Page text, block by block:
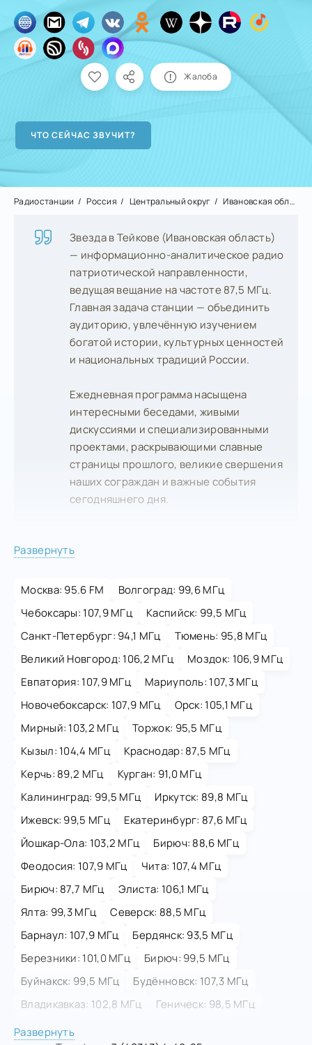
Жалоба
Радиостанции Россия Центральный округ Ивановская область
Звезда в Тейкове (Ивановская область)
— информационно-аналитическое радио
патриотической направленности,
ведущая вещание на частоте 87,5 МГц.
Главная задача станции — объединить
аудиторию, увлечённую изучением
богатой истории, культурных ценностей
и национальных традиций России.
Ежедневная программа насыщена
интересными беседами, живыми
дискуссиями и специализированными
проектами, раскрывающими славные
страницы прошлого, великие свершения
наших сограждан и важные события
сегодняшнего дня.
Развернуть
Москва: 95.6 FM
Волгоград: 99,6 МГц
Чебоксары: 107,9 МГц
Каспийск: 99,5 МГц
Санкт-Петербург: 94,1 МГц
Тюмень: 95,8 МГц
Великий Новгород: 106,2 МГц
Моздок: 106,9 МГц
Евпатория: 107,9 МГц
Мариуполь: 107,3 МГц
Новочебоксарск: 107,9 МГц
Орск: 105,1 МГц
Мирный: 103,2 МГц
Торжок: 95,5 МГц
Кызыл: 104,4 МГц
Краснодар: 87,5 МГц
Керчь: 89,2 МГц
Курган: 91,0 МГц
Калининград: 99,5 МГц
Иркутск: 89,8 МГц
Ижевск: 99,5 МГц
Екатеринбург: 87,6 МГц
Йошкар-Ола: 103,2 МГц
Бирюч: 88,6 МГц
Феодосия: 107,9 МГц
Чита: 107,4 МГц
Бирюч: 87,7 МГц
Элиста: 106,1 МГц
Ялта: 99,3 МГц
Северск: 88,5 МГц
Барнаул: 107,9 МГц
Бердянск: 93,5 МГц
Березники: 101,0 МГц
Бирюч: 99,5 МГц
Буйнакск: 99,5 МГц
Будённовск: 107,3 МГц
Владикавказ: 102,8 МГц
Геническ: 98,5 МГц
Дербент: 98,4 МГц
Развернуть